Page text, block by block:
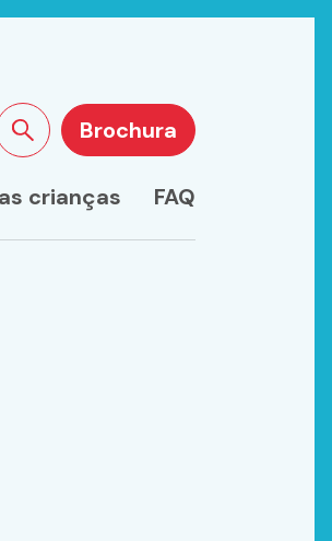
crianças FAQ
no site
Brochura